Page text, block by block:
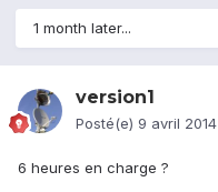
1 month later...
version1
Posté(e) 9 avril 2014
6 heures en charge ?